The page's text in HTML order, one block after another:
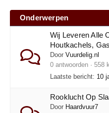
Onderwerpen
Wij Leveren Alle
Houtkachels,
Door Vuurdelig.nl
0 antwoorden · 558
Laatste bericht: 10
Rooklucht Op
Door Haardvuur7